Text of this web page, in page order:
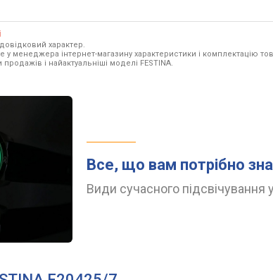
характер.
менеджера інтернет-магазину характеристики і комплектацію
продажів і найактуальніші моделі FESTINA.
Все, що вам потрібно
Види сучасного підсвічування